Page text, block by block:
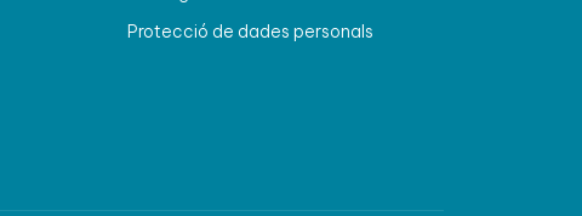
Protecció de dades personals